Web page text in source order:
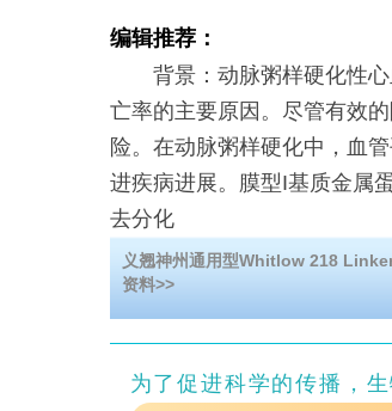
编辑推荐：
背景：动脉粥样硬化性心
亡率的主要原因。尽管有效
险。在动脉粥样硬化中，血
进疾病进展。膜型I基质金属
去分化
义翘神州通用型Whitlow 218
资料>>
为了促进科学的传播，